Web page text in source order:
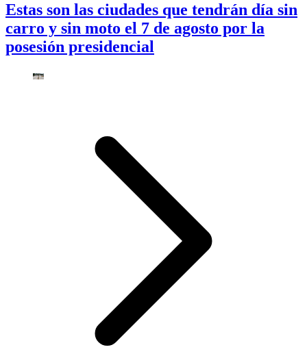
Estas son las ciudades que tendrán día sin
carro y sin moto el 7 de agosto por la
posesión presidencial